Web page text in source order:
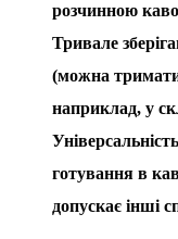
розчинною
Тривале
(можна тримати
наприклад, у
готування в
допускає інші